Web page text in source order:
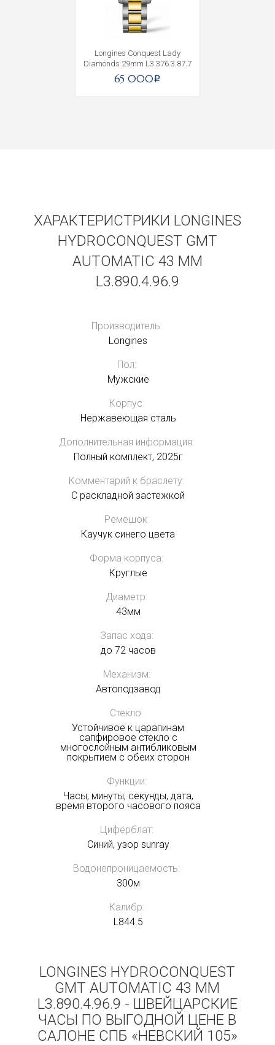
Longines Conquest Lady
Diamonds 29mm L3.376.3.87.7
65 000i
ХАРАКТЕРИСТРИКИ LONGINES
HYDROCONQUEST GMT
AUTOMATIC 43 MM
L3.890.4.96.9
Производитель:
Longines
Пол:
Мужские
Корпус:
Нержавеющая сталь
Дополнительная информация:
Полный комплект, 2025г
Комментарий к браслету:
C раскладной застежкой
Ремешок:
Каучук синего цвета
Форма корпуса:
Круглые
Диаметр:
43мм
Запас хода:
до 72 часов
Механизм:
Автоподзавод
Стекло:
Устойчивое к царапинам
сапфировое стекло с
многослойным антибликовым
покрытием с обеих сторон
Функции:
Часы, минуты, секунды, дата,
время второго часового пояса
Циферблат:
Синий, узор sunray
Водонепроницаемость:
300м
Калибр:
L844.5
LONGINES HYDROCONQUEST
GMT AUTOMATIC 43 MM
L3.890.4.96.9 - ШВЕЙЦАРСКИЕ
ЧАСЫ ПО ВЫГОДНОЙ ЦЕНЕ В
САЛОНЕ СПБ «НЕВСКИЙ 105»